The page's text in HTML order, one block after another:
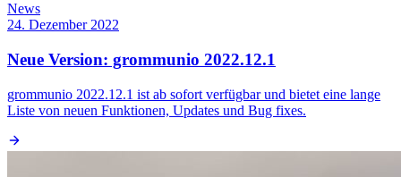
News
24. Dezember 2022
Neue Version: grommunio 2022.12.1
grommunio 2022.12.1 ist ab sofort verfügbar und bietet eine lange
Liste von neuen Funktionen, Updates und Bug fixes.